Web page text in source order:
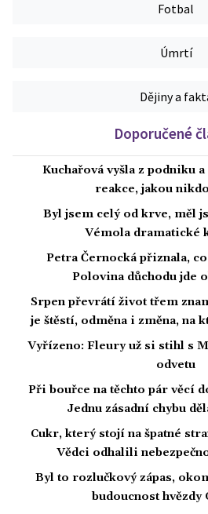
Fotbal
Úmrtí
Dějiny a
Doporučené
Kuchařová vyšla z podniku
reakce, jakou
Byl jsem celý od krve, měl
Vémola dramatické
Petra Černocká přiznala,
Polovina důchodu jde
Srpen převrátí život třem
je štěstí, odměna i změna, na
Vyřízeno: Fleury už si stihl s
odvetu
Při bouřce na těchto pár věcí
Jednu zásadní chybu
Cukr, který stojí na špatné
Vědci odhalili
Byl to rozlučkový zápas,
budoucnost hvězdy